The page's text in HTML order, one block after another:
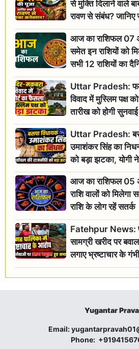
से मुक्ति दिलाने वाले
रावण से संबंध? जानिए
आज का राशिफल 07
समेत इन राशियों को
सभी 12 राशियों का
Uttar Pradesh:
विवाद में मुस्लिम पक्ष
तारीख को होगी सुनवाई
Uttar Pradesh:
उमाशंकर सिंह का
को बड़ा झटका, योगी
आज का राशिफल 05
राशि वालों को
राशि के लोग रहें सतर्क
Fatehpur News:
सामग्री खरीद पर
लगाए भ्रष्टाचार के
Yugantar
Email:
Phone: